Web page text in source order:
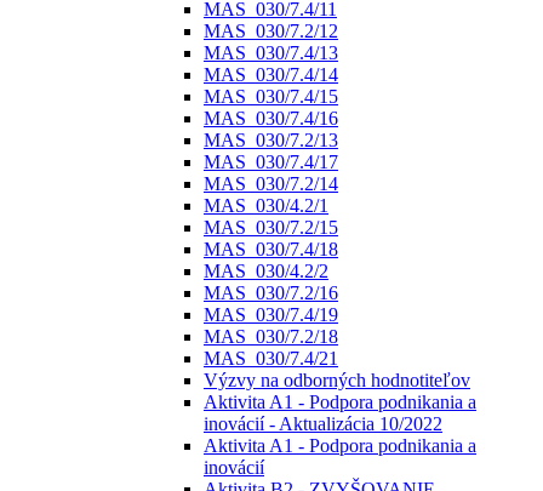
MAS_030/7.4/11
MAS_030/7.2/12
MAS_030/7.4/13
MAS_030/7.4/14
MAS_030/7.4/15
MAS_030/7.4/16
MAS_030/7.2/13
MAS_030/7.4/17
MAS_030/7.2/14
MAS_030/4.2/1
MAS_030/7.2/15
MAS_030/7.4/18
MAS_030/4.2/2
MAS_030/7.2/16
MAS_030/7.4/19
MAS_030/7.2/18
MAS_030/7.4/21
Výzvy na odborných hodnotiteľov
Aktivita A1 - Podpora podnikania a
inovácií - Aktualizácia 10/2022
Aktivita A1 - Podpora podnikania a
inovácií